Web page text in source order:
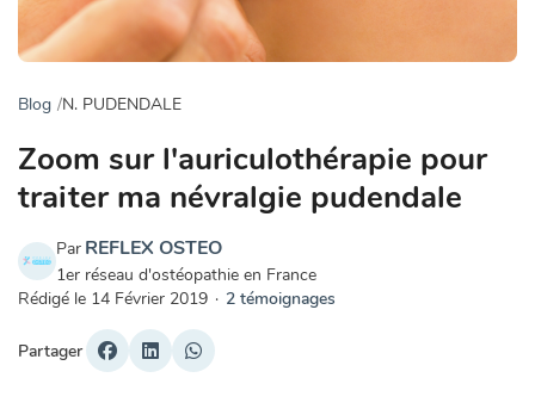
Blog N. PUDENDALE
Zoom sur l'auriculothérapie pour
traiter ma névralgie pudendale
Par REFLEX OSTEO
1er réseau d'ostéopathie en France
Rédigé le 14 Février 2019 · 2 témoignages
Partager